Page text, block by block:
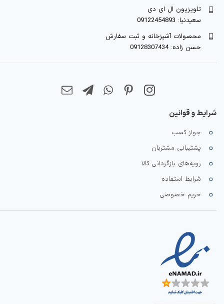
تلویزیون ال ای دی
سعیدنیا: 09122454893
محصولات آشپزخانه و ثبت سفارش
حسن زاده: 09128307434
شرایط و قوانین
جواز کسب
پشتیبانی مشتریان
رویه‌های بازگردانی کالا
شرایط استفاده
حریم خصوصی